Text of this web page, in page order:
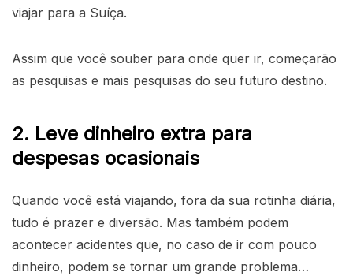
viajar para a Suíça.
Assim que você souber para onde quer ir, começarão
as pesquisas e mais pesquisas do seu futuro destino.
2. Leve dinheiro extra para
despesas ocasionais
Quando você está viajando, fora da sua rotinha diária,
tudo é prazer e diversão. Mas também podem
acontecer acidentes que, no caso de ir com pouco
dinheiro, podem se tornar um grande problema…